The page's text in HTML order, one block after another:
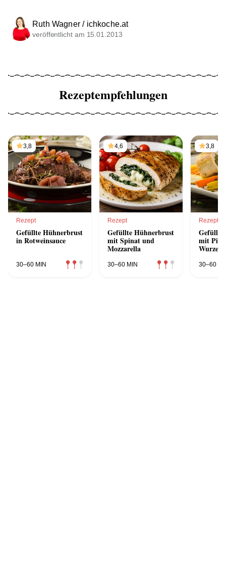
Ruth Wagner / ichkoche.at
veröffentlicht am 15.01.2013
Rezeptempfehlungen
3,8
Rezept
Gefüllte Hühnerbrust
in Rotweinsauce
30–60 MIN
4,6
Rezept
Gefüllte Hühnerbrust
mit Spinat und
Mozzarella
30–60 MIN
3,8
Rezept
Gefüllte
mit
30–60